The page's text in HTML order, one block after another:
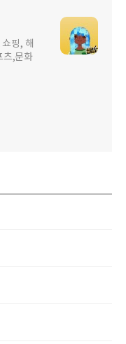
핑, 해
츠,문화